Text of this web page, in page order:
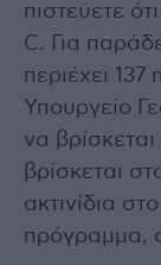
πιστεύετε
C. Για
περιέχει
Υπουργείο
να
βρίσκεται
ακτινίδια
πρόγραμμα,